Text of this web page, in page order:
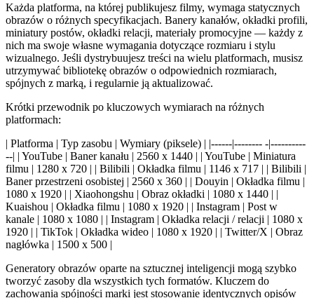
Każda platforma, na której publikujesz filmy, wymaga statycznych
obrazów o różnych specyfikacjach. Banery kanałów, okładki profili,
miniatury postów, okładki relacji, materiały promocyjne — każdy z
nich ma swoje własne wymagania dotyczące rozmiaru i stylu
wizualnego. Jeśli dystrybuujesz treści na wielu platformach, musisz
utrzymywać bibliotekę obrazów o odpowiednich rozmiarach,
spójnych z marką, i regularnie ją aktualizować.
Krótki przewodnik po kluczowych wymiarach na różnych
platformach:
| Platforma | Typ zasobu | Wymiary (piksele) | |------|-------- -|----------
--| | YouTube | Baner kanału | 2560 x 1440 | | YouTube | Miniatura
filmu | 1280 x 720 | | Bilibili | Okładka filmu | 1146 x 717 | | Bilibili |
Baner przestrzeni osobistej | 2560 x 360 | | Douyin | Okładka filmu |
1080 x 1920 | | Xiaohongshu | Obraz okładki | 1080 x 1440 | |
Kuaishou | Okładka filmu | 1080 x 1920 | | Instagram | Post w
kanale | 1080 x 1080 | | Instagram | Okładka relacji / relacji | 1080 x
1920 | | TikTok | Okładka wideo | 1080 x 1920 | | Twitter/X | Obraz
nagłówka | 1500 x 500 |
Generatory obrazów oparte na sztucznej inteligencji mogą szybko
tworzyć zasoby dla wszystkich tych formatów. Kluczem do
zachowania spójności marki jest stosowanie identycznych opisów